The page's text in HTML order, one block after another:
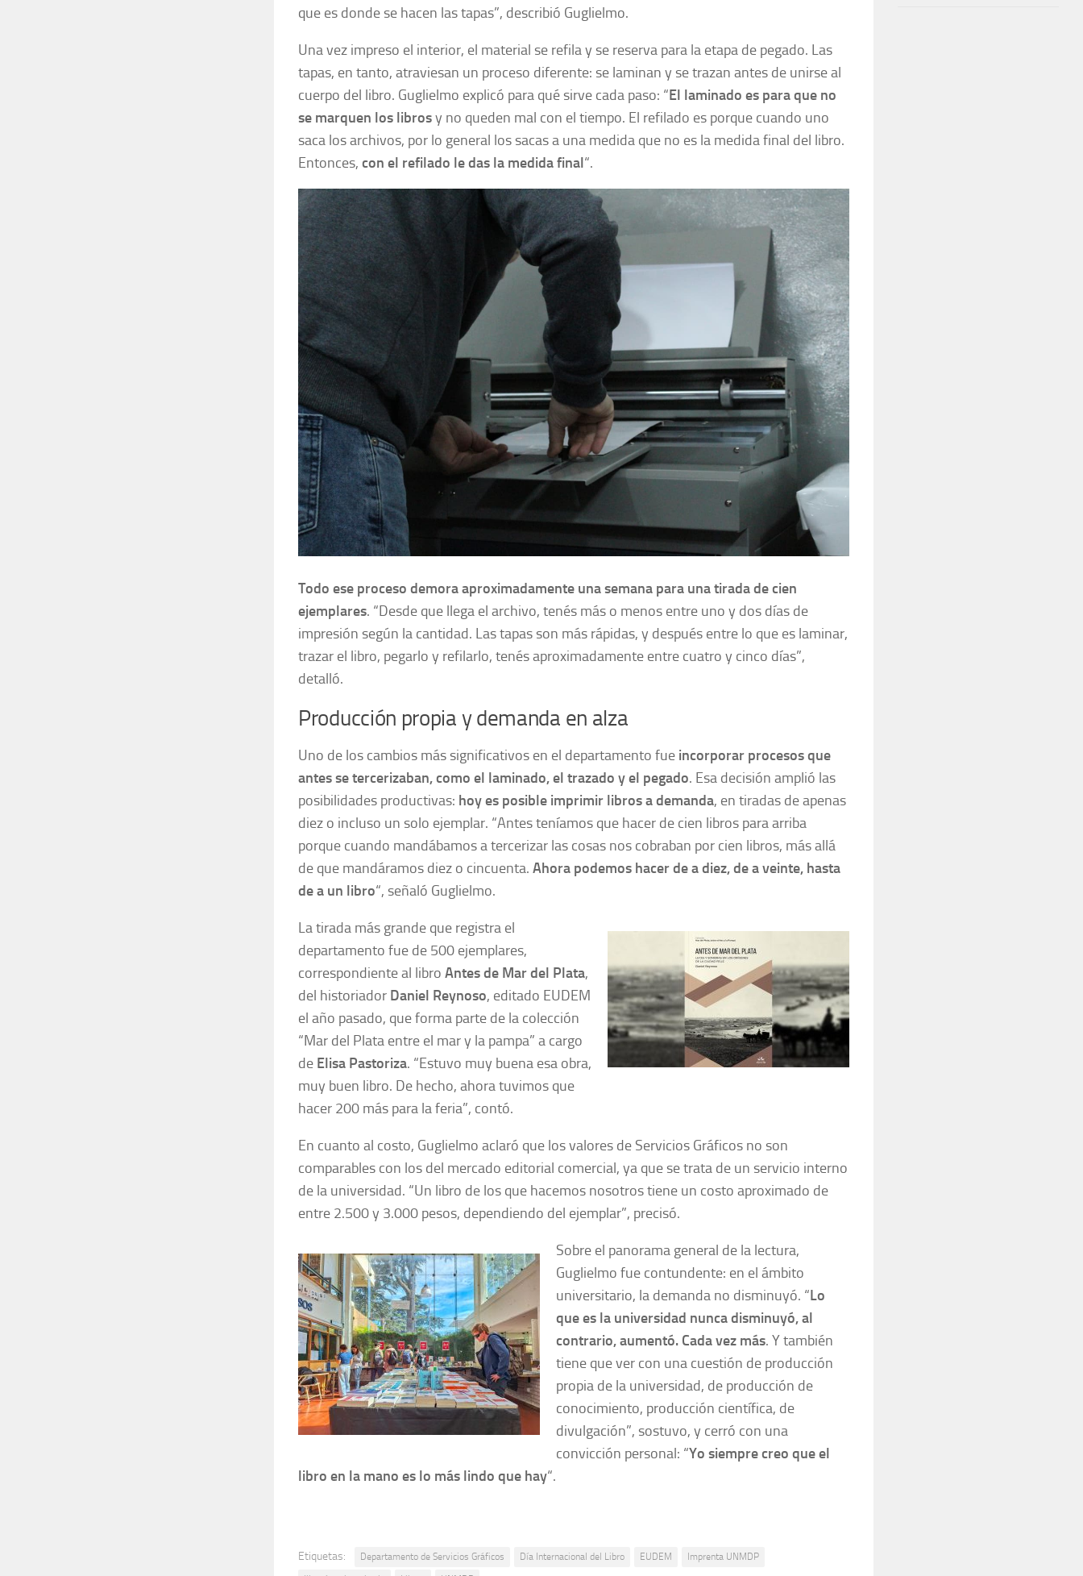
que es donde se hacen las tapas”, describió Guglielmo.
Una vez impreso el interior, el material se refila y se reserva para la etapa de pegado. Las
tapas, en tanto, atraviesan un proceso diferente: se laminan y se trazan antes de unirse al
cuerpo del libro. Guglielmo explicó para qué sirve cada paso: “El laminado es para que no
se marquen los librosy no queden mal con el tiempo. El refilado es porque cuando uno
saca los archivos, por lo general los sacas a una medida que no es la medida final del libro.
Entonces, con el refilado le das la medida final“.
Todo ese proceso demora aproximadamente una semana para una tirada de cien
ejemplares. “Desde que llega el archivo, tenés más o menos entre uno y dos días de
impresión según la cantidad. Las tapas son más rápidas, y después entre lo que es laminar,
trazar el libro, pegarlo y refilarlo, tenés aproximadamente entre cuatro y cinco días”,
detalló.
Producción propia y demanda en alza
Uno de los cambios más significativos en el departamento fue incorporar procesos que
antes se tercerizaban, como el laminado, el trazado y el pegado. Esa decisión amplió las
posibilidades productivas: hoy es posible imprimir libros a demanda, en tiradas de apenas
diez o incluso un solo ejemplar. “Antes teníamos que hacer de cien libros para arriba
porque cuando mandábamos a tercerizar las cosas nos cobraban por cien libros, más allá
de que mandáramos diez o cincuenta. Ahora podemos hacer de a diez, de a veinte, hasta
de a un libro“, señaló Guglielmo.
La tirada más grande que registra el
departamento fue de 500 ejemplares,
correspondiente al libro Antes de Mar del Plata,
del historiador Daniel Reynoso, editado EUDEM
el año pasado, que forma parte de la colección
“Mar del Plata entre el mar y la pampa” a cargo
de Elisa Pastoriza. “Estuvo muy buena esa obra,
muy buen libro. De hecho, ahora tuvimos que
hacer 200 más para la feria”, contó.
En cuanto al costo, Guglielmo aclaró que los valores de Servicios Gráficos no son
comparables con los del mercado editorial comercial, ya que se trata de un servicio interno
de la universidad. “Un libro de los que hacemos nosotros tiene un costo aproximado de
entre 2.500 y 3.000 pesos, dependiendo del ejemplar”, precisó.
Sobre el panorama general de la lectura,
Guglielmo fue contundente: en el ámbito
universitario, la demanda no disminuyó. “Lo
que es la universidad nunca disminuyó, al
contrario, aumentó. Cada vez más. Y también
tiene que ver con una cuestión de producción
propia de la universidad, de producción de
conocimiento, producción científica, de
divulgación”, sostuvo, y cerró con una
convicción personal: “Yo siempre creo que el
libro en la mano es lo más lindo que hay“.
Etiquetas: Departamento de Servicios Gráficos Día Internacional del Libro EUDEM
Imprenta UNMDP